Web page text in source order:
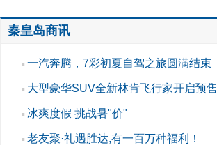
秦皇岛商讯
▪ 一汽奔腾，7彩初夏自驾之旅圆满结束
▪ 大型豪华SUV全新林肯飞行家开启预售
▪ 冰爽度假 挑战暑"价"
▪ 老友聚·礼遇胜达,有一百万种福利！